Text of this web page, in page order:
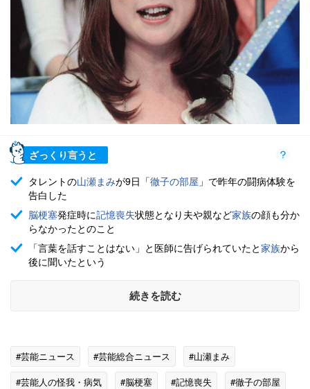
ざっくり言うと
タレントの山瀬まみが9日「徹子の部屋 」で昨年の闘病体験を
告白した
脳梗塞発症時に記憶喪失状態となり夫や親など家族の顔も分か
らなかったとのこと
「言葉を話すことはない」と医師に告げられていたと家族から
後に聞いたという
続きを読む
#芸能ニュース #芸能総合ニュース
#山瀬まみ
#芸能人の怪我・病気
#脳梗塞 #記憶喪失
#徹子の部屋